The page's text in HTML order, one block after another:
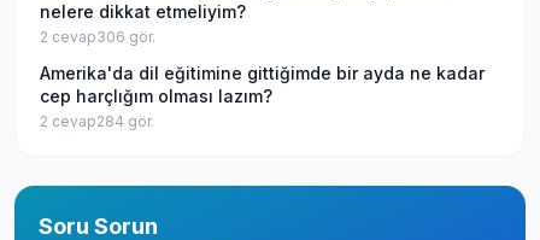
nelere dikkat etmeliyim?
2 cevap306 gör.
Amerika'da dil eğitimine gittiğimde bir ayda ne kadar
cep harçlığım olması lazım?
2 cevap284 gör.
Soru Sorun